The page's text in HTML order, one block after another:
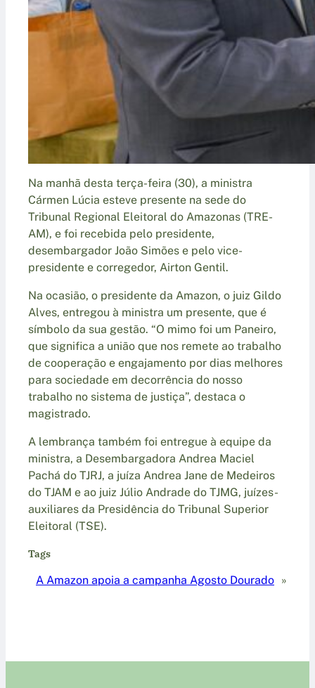
Na manhã desta terça-feira (30), a ministra
Cármen Lúcia esteve presente na sede do
Tribunal Regional Eleitoral do Amazonas (TRE-
AM), e foi recebida pelo presidente,
desembargador João Simões e pelo vice-
presidente e corregedor, Airton Gentil.
Na ocasião, o presidente da Amazon, o juiz Gildo
Alves, entregou à ministra um presente, que é
símbolo da sua gestão. “O mimo foi um Paneiro,
que significa a união que nos remete ao trabalho
de cooperação e engajamento por dias melhores
para sociedade em decorrência do nosso
trabalho no sistema de justiça”, destaca o
magistrado.
A lembrança também foi entregue à equipe da
ministra, a Desembargadora Andrea Maciel
Pachá do TJRJ, a juíza Andrea Jane de Medeiros
do TJAM e ao juiz Júlio Andrade do TJMG, juízes-
auxiliares da Presidência do Tribunal Superior
Eleitoral (TSE).
Tags
A Amazon apoia a campanha Agosto Dourado »